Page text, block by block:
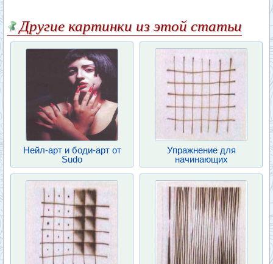
Другие картинки из этой статьи
Нейл-арт и боди-арт от
Sudo
Упражнение для
начинающих